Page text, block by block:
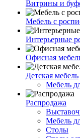
Витрины и
Мебель с
Интерьерные
Офисная
Детская мебель
Мебель
Распродажа
Мебель
Столы